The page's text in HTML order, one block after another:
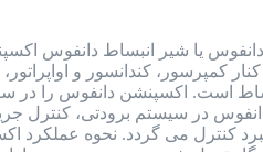
یا شیر انبساط دانفوس
است. اکسپنشن دانفوس را در
در سیستم برودتی، کنترل
کنترل می گردد. نحوه عملکرد